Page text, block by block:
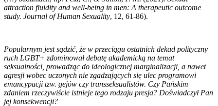
attraction fluidity and well-being in men: A therapeutic outcome
study. Journal of Human Sexuality, 12, 61-86).
Popularnym jest sądzić, że w przeciągu ostatnich dekad polityczny
ruch LGBT+ zdominował debatę akademicką na temat
seksualności, prowadząc do ideologicznej marginalizacji, a nawet
agresji wobec uczonych nie zgadzających się ulec programowi
emancypacji tzw. gejów czy transseksualistów. Czy Pańskim
zdaniem rzeczywiście istnieje tego rodzaju presja? Doświadczył Pan
jej konsekwencji?